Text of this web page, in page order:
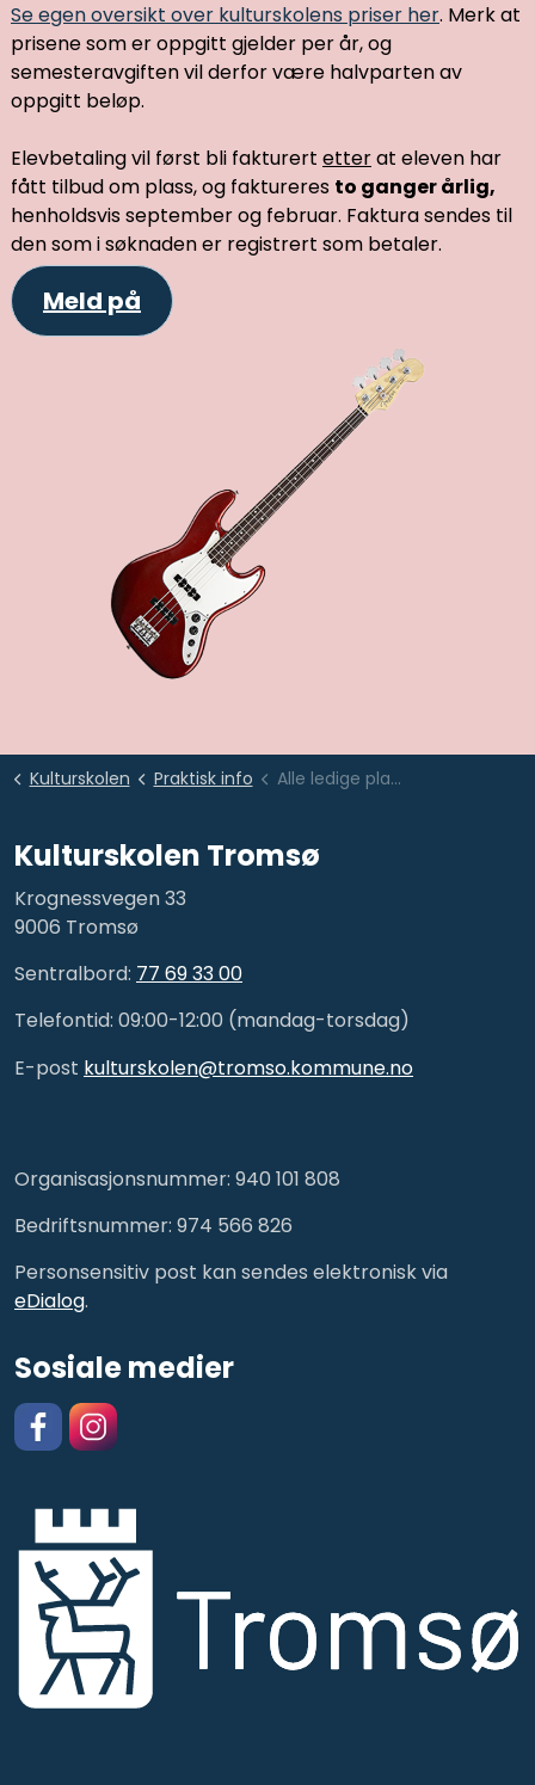
Se egen oversikt over kulturskolens priser her. Merk at
prisene som er oppgitt gjelder per år, og
semesteravgiften vil derfor være halvparten av
oppgitt beløp.
Elevbetaling vil først bli fakturert etterat eleven har
fått tilbud om plass, og faktureres to ganger årlig,
henholdsvis september og februar. Faktura sendes til
den som i søknaden er registrert som betaler.
Meld på
Kulturskolen Praktisk info Alle ledige plasser
Kulturskolen Tromsø
Krognessvegen 33
9006 Tromsø
Sentralbord: 77 69 33 00
Telefontid: 09:00-12:00 (mandag-torsdag)
E-post kulturskolen@tromso.kommune.no
Organisasjonsnummer: 940 101 808
Bedriftsnummer: 974 566 826
Personsensitiv post kan sendes elektronisk via
eDialog.
Sosiale medier